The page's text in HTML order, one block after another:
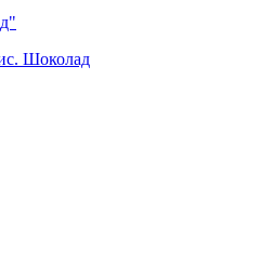
Шоколад